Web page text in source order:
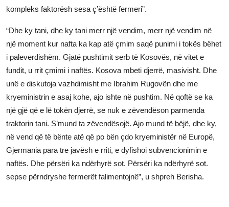
kompleks faktorësh sesa ç’është fermeri”.
“Dhe ky tani, dhe ky tani merr një vendim, merr një vendim në
një moment kur nafta ka kap atë çmim saqë punimi i tokës bëhet
i paleverdishëm. Gjatë pushtimit serb të Kosovës, në vitet e
fundit, u rrit çmimi i naftës. Kosova mbeti djerrë, masivisht. Dhe
unë e diskutoja vazhdimisht me Ibrahim Rugovën dhe me
kryeministrin e asaj kohe, ajo ishte në pushtim. Në qoftë se ka
një gjë që e lë tokën djerrë, se nuk e zëvendëson parmenda
traktorin tani. S’mund ta zëvendësojë. Ajo mund të bëjë, dhe ky,
në vend që të bënte atë që po bën çdo kryeministër në Europë,
Gjermania para tre javësh e rriti, e dyfishoi subvencionimin e
naftës. Dhe përsëri ka ndërhyrë sot. Përsëri ka ndërhyrë sot.
sepse përndryshe fermerët falimentojnë”, u shpreh Berisha.